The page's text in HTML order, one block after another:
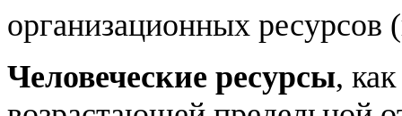
организационных ресурсов
Человеческие ресурсы,